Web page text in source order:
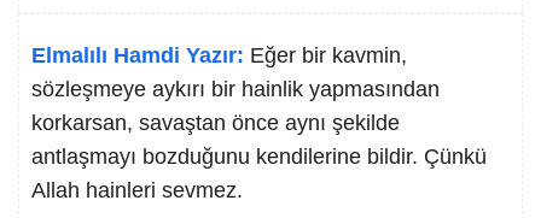
Elmalılı Hamdi Yazır: Eğer bir kavmin,
sözleşmeye aykırı bir hainlik yapmasından
korkarsan, savaştan önce aynı şekilde
antlaşmayı bozduğunu kendilerine bildir. Çünkü
Allah hainleri sevmez.